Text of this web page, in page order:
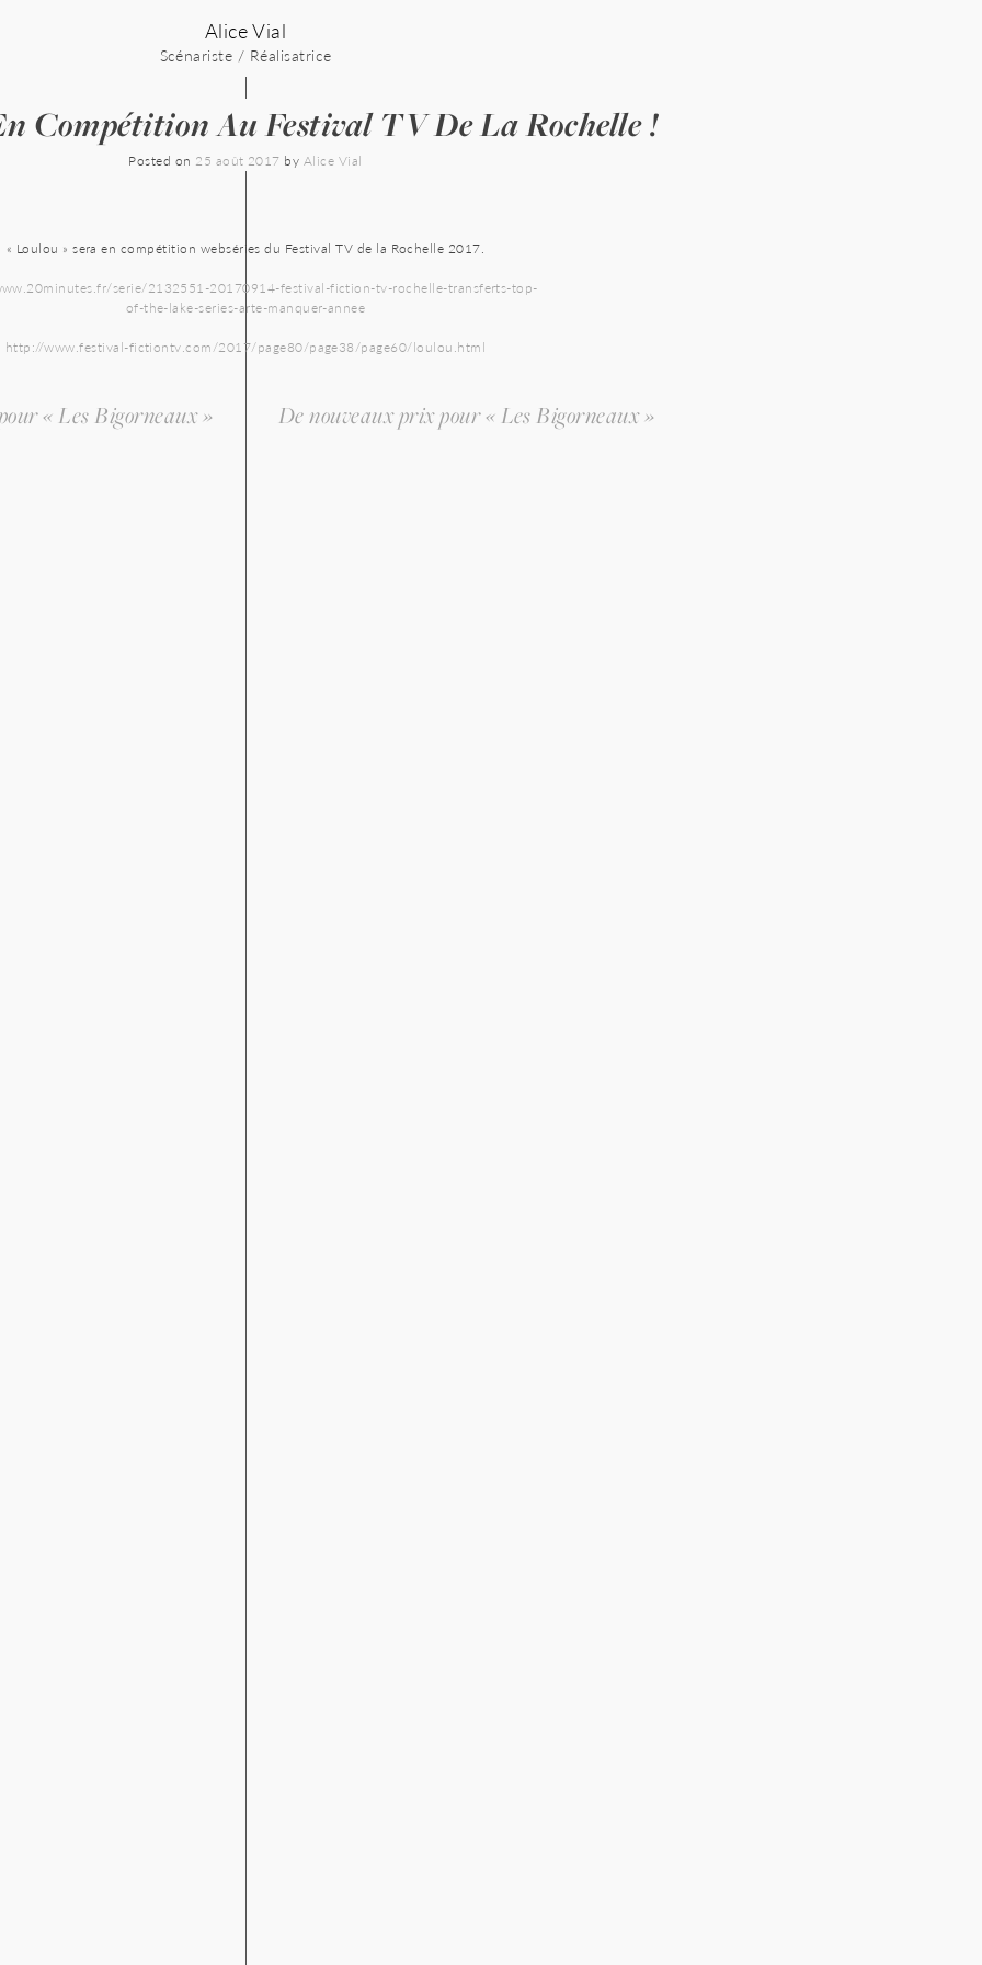
Alice Vial
Scénariste / Réalisatrice
Compétition Au Festival TV De La Rochelle !
Posted on 25 août 2017 by Alice Vial
« Loulou » sera en compétition webséries du Festival TV de la Rochelle 2017.
serie/2132551-20170914-festival-fiction-tv-rochelle-transferts-top-
of-the-lake-series-arte-manquer-annee
http://www.festival-fictiontv.com/2017/page80/page38/page60/loulou.html
« Les Bigorneaux » De nouveaux prix pour « Les Bigorneaux »